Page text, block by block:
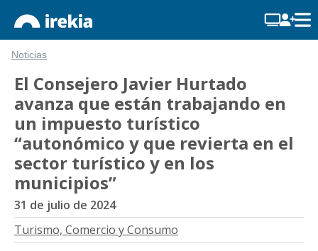
Noticias
El Consejero Javier Hurtado
avanza que están trabajando en
un impuesto turístico
“autonómico y que revierta en el
sector turístico y en los
municipios”
31 de julio de 2024
Turismo, Comercio y Consumo